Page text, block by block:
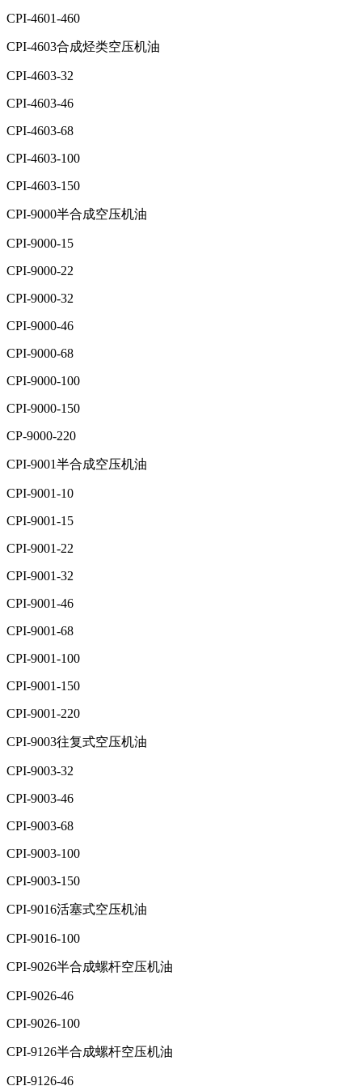
CPI-4601-460
CPI-4603合成烃类空压机油
CPI-4603-32
CPI-4603-46
CPI-4603-68
CPI-4603-100
CPI-4603-150
CPI-9000半合成空压机油
CPI-9000-15
CPI-9000-22
CPI-9000-32
CPI-9000-46
CPI-9000-68
CPI-9000-100
CPI-9000-150
CP-9000-220
CPI-9001半合成空压机油
CPI-9001-10
CPI-9001-15
CPI-9001-22
CPI-9001-32
CPI-9001-46
CPI-9001-68
CPI-9001-100
CPI-9001-150
CPI-9001-220
CPI-9003往复式空压机油
CPI-9003-32
CPI-9003-46
CPI-9003-68
CPI-9003-100
CPI-9003-150
CPI-9016活塞式空压机油
CPI-9016-100
CPI-9026半合成螺杆空压机油
CPI-9026-46
CPI-9026-100
CPI-9126半合成螺杆空压机油
CPI-9126-46